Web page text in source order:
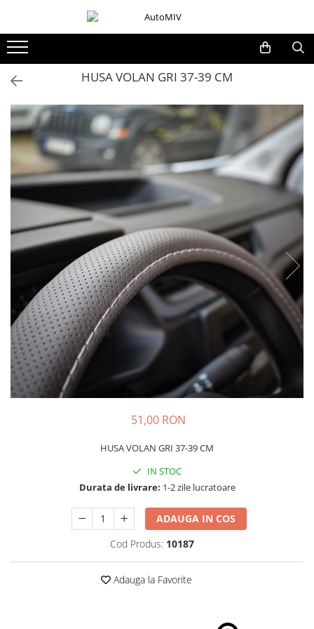
Oferta Saptamanii
Butoane Geam
Bloc Lumini
Butoane Reglare Oglinzi
Seturi Butoane
Butoane Blocare/Deblocare
Buton Frana
Buton Clapeta Rezervor
Buton Portbagaj
Alte Butoane/Comutatoare
Butoane Semnalizare
Schimbatoare Viteze
Accesorii Auto
Accesorii Auto Exterior
Husa Auto / Prelata Auto
Accesorii Interior Auto
Tavite Portbagaj Dedicate
HUSA VOLAN GRI 37-39 CM
51,00 RON
HUSA VOLAN GRI 37-39 CM
IN STOC
Durata de livrare: 1-2 zile lucratoare
ADAUGA IN COS
Cod Produs: 10187
Adauga la Favorite